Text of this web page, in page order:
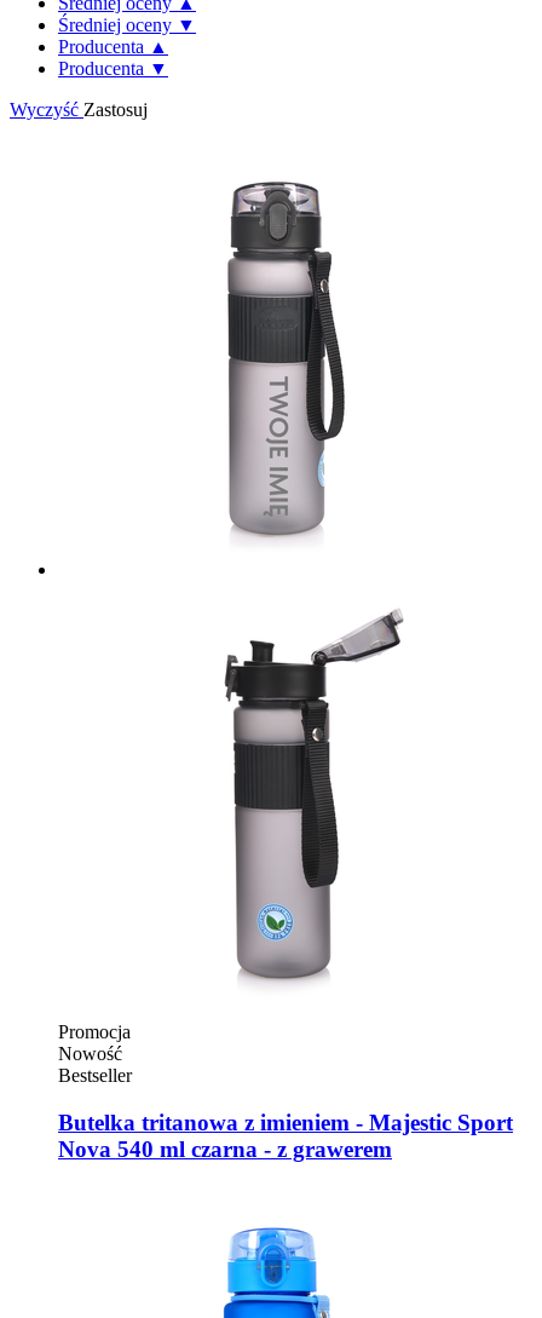
Średniej oceny ▼
Producenta ▲
Producenta ▼
Wyczyść Zastosuj
Promocja
Nowość
Bestseller
Butelka tritanowa z imieniem - Majestic Sport
Nova 540 ml czarna - z grawerem